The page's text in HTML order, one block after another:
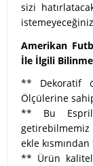
sizi
Amerikan
İle İlgili
** Dekoratif
Ölçülerine
** Bu
getirebilmemiz
ekle
** Ürün